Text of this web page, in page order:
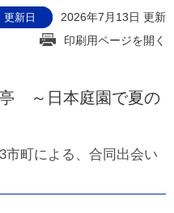
更新日
2026年7月13日 更新
印刷用ページを開く
～日本庭園で夏の
市町による、合同出会い